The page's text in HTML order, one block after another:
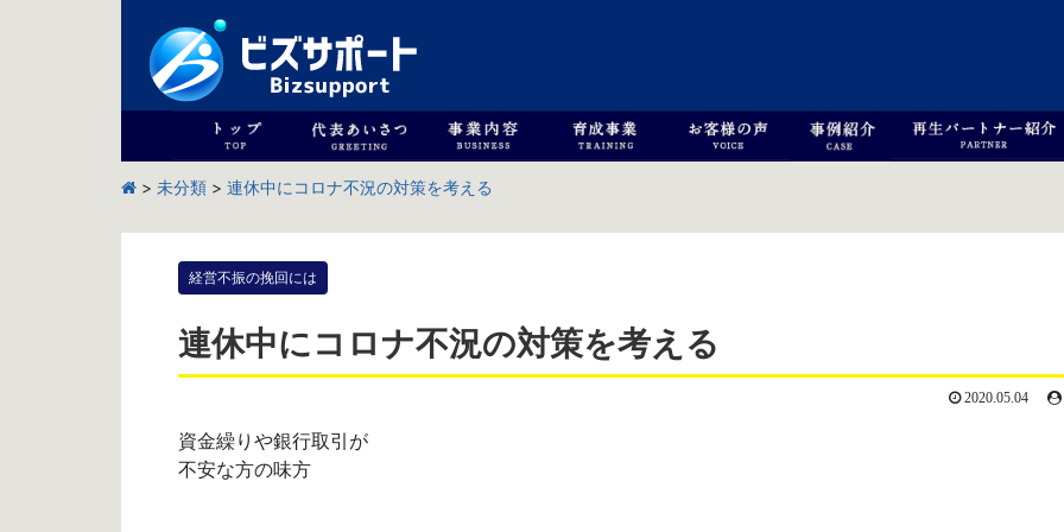
> 未分類 > 連休中にコロナ不況の対策を考える
経営不振の挽回には
連休中にコロナ不況の対策を考える
2020.05.04
資金繰りや銀行取引が
不安な方の味方